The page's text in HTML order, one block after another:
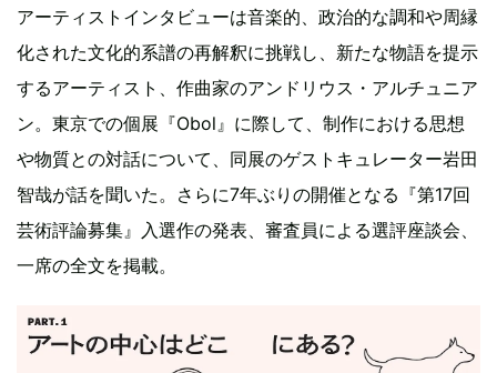
アーティストインタビューは音楽的、政治的な調和や周縁
化された文化的系譜の再解釈に挑戦し、新たな物語を提示
するアーティスト、作曲家のアンドリウス・アルチュニア
ン。東京での個展『Obol』に際して、制作における思想
や物質との対話について、同展のゲストキュレーター岩田
智哉が話を聞いた。さらに7年ぶりの開催となる『第17回
芸術評論募集』入選作の発表、審査員による選評座談会、
一席の全文を掲載。